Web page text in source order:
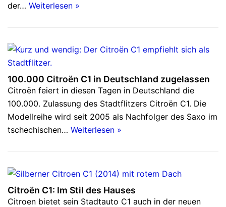
der… Weiterlesen »
100.000 Citroën C1 in Deutschland zugelassen
Citroën feiert in diesen Tagen in Deutschland die
100.000. Zulassung des Stadtflitzers Citroën C1. Die
Modellreihe wird seit 2005 als Nachfolger des Saxo im
tschechischen… Weiterlesen »
Citroën C1: Im Stil des Hauses
Citroen bietet sein Stadtauto C1 auch in der neuen